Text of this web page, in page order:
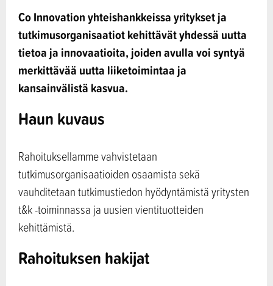
Co Innovation yhteishankkeissa yritykset ja
tutkimusorganisaatiot kehittävät yhdessä uutta
tietoa ja innovaatioita, joiden avulla voi syntyä
merkittävää uutta liiketoimintaa ja
kansainvälistä kasvua.
Haun kuvaus
Rahoituksellamme vahvistetaan
tutkimusorganisaatioiden osaamista sekä
vauhditetaan tutkimustiedon hyödyntämistä yritysten
t&k -toiminnassa ja uusien vientituotteiden
kehittämistä.
Rahoituksen hakijat